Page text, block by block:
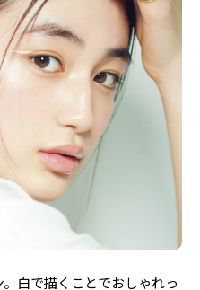
白で描くことでおしゃれっ